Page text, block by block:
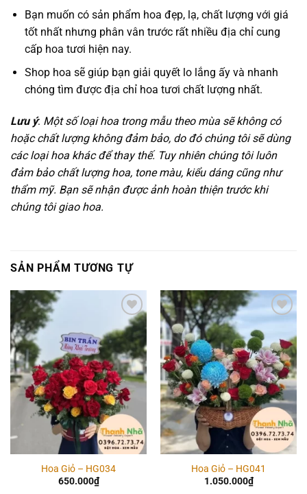
Bạn muốn có sản phẩm hoa đẹp, lạ, chất lượng với giá
tốt nhất nhưng phân vân trước rất nhiều địa chỉ cung
cấp hoa tươi hiện nay.
Shop hoa sẽ giúp bạn giải quyết lo lắng ấy và nhanh
chóng tìm được địa chỉ hoa tươi chất lượng nhất.
Lưu ý: Một số loại hoa trong mẫu theo mùa sẽ không có
hoặc chất lượng không đảm bảo, do đó chúng tôi sẽ dùng
các loại hoa khác để thay thế. Tuy nhiên chúng tôi luôn
đảm bảo chất lượng hoa, tone màu, kiểu dáng cũng như
thẩm mỹ. Bạn sẽ nhận được ảnh hoàn thiện trước khi
chúng tôi giao hoa.
SẢN PHẨM TƯƠNG TỰ
Add to
wishlist
Hoa Giỏ – HG034
650.000₫
Add to
wishlist
Hoa Giỏ – HG041
1.050.000₫